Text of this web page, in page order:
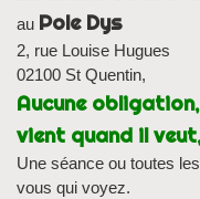
au Pole Dys
2, rue Louise Hugues
02100 St Quentin,
Aucune
vient quand il
Une séance ou toutes
vous qui voyez.